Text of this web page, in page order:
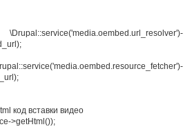
\Drupal ::service('media.oembed.url_resolver')-
);
::service('media.oembed.resource_fetcher')-
);
код вставки видео
->getHtml ());